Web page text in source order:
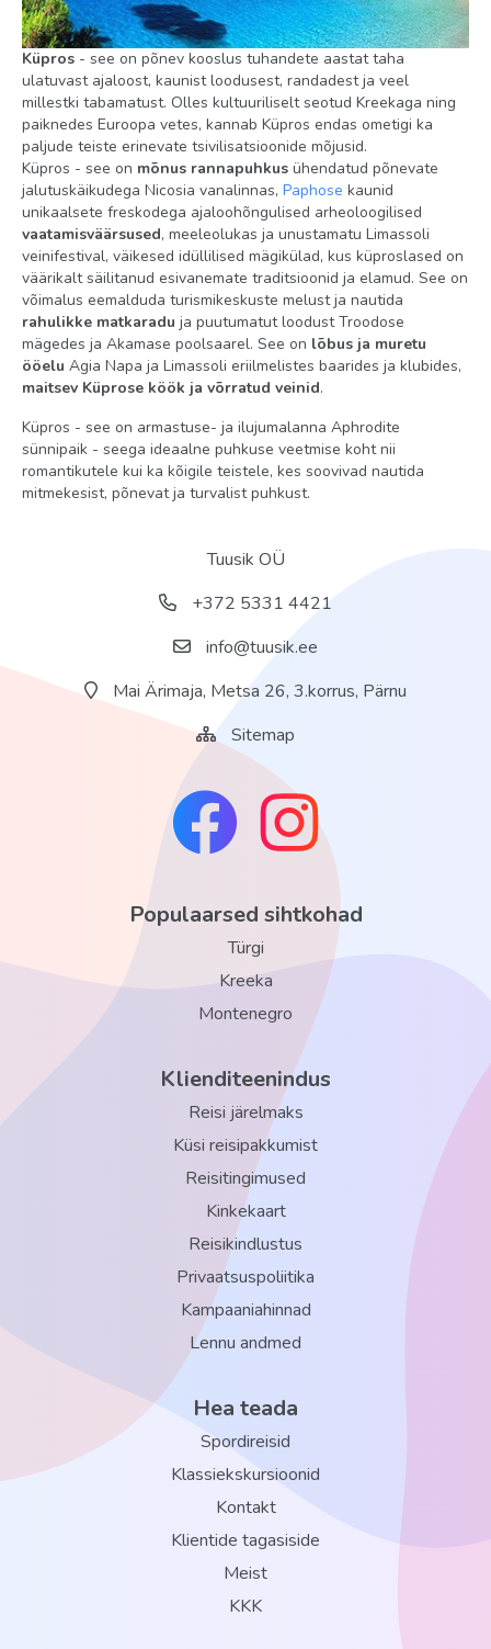
raadio
telefon
põrand: vaipkate
tubade koristamine: igapäevaselt
föön: olemas
rõdu
minibaar tasuline
televiisor: olemas
vann või dušš
Lastele
mänguväljak
lapsehoidja teenus: päringu alusel, tasuline
keemiline puhastus
parkla: olemas
Wi-Fi avalikes kohtades, tasuta (tasuta esimesel korrusel)
basseinid: 2 (sisebassein novembrist aprillini ja välibassein
Meelelahutus ja sport
Imikud (8 kuud - 3 a.)
beebivoodi: päringu alusel, tasuta
lastetoolid restoranis olemas
Küpros - see on põnev kooslus tuhandete aastat taha
ulatuvast ajaloost, kaunist loodusest, randadest ja veel
millestki tabamatust. Olles kultuuriliselt seotud Kreekaga ning
paiknedes Euroopa vetes, kannab Küpros endas ometigi ka
paljude teiste erinevate tsivilisatsioonide mõjusid.
Küpros - see on mõnus rannapuhkus ühendatud põnevate
jalutuskäikudega Nicosia vanalinnas, Paphose kaunid
unikaalsete freskodega ajaloohõngulised arheoloogilised
vaatamisväärsused, meeleolukas ja unustamatu Limassoli
veinifestival, väikesed idüllilised mägikülad, kus küproslased on
väärikalt säilitanud esivanemate traditsioonid ja elamud. See on
võimalus eemalduda turismikeskuste melust ja nautida
rahulikke matkaradu ja puutumatut loodust Troodose
mägedes ja Akamase poolsaarel. See on lõbus ja muretu
ööelu Agia Napa ja Limassoli eriilmelistes baarides ja klubides,
maitsev Küprose köök ja võrratud veinid.
Küpros - see on armastuse- ja ilujumalanna Aphrodite
sünnipaik - seega ideaalne puhkuse veetmise koht nii
romantikutele kui ka kõigile teistele, kes soovivad nautida
mitmekesist, põnevat ja turvalist puhkust.
Populaarsed sihtkohad
Türgi
Kreeka
Montenegro
Klienditeenindus
Reisi järelmaks
Küsi reisipakkumist
Reisitingimused
Kinkekaart
Reisikindlustus
Privaatsuspoliitika
Kampaaniahinnad
Lennu andmed
Hea teada
Spordireisid
Klassiekskursioonid
Kontakt
Klientide tagasiside
Meist
KKK
Tuusik OÜ
+372 5331 4421
info@tuusik.ee
Mai Ärimaja, Metsa 26, 3.korrus, Pärnu
Sitemap